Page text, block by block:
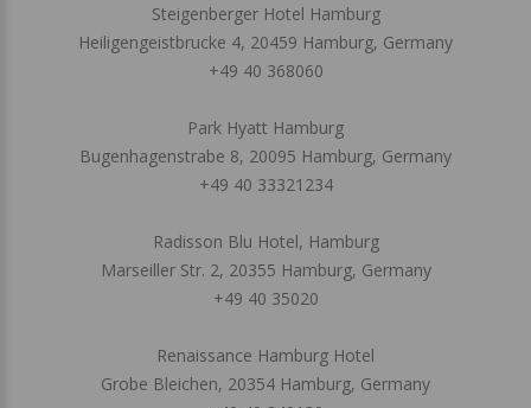
Steigenberger Hotel Hamburg
Heiligengeistbrucke 4, 20459 Hamburg, Germany
+49 40 368060
Park Hyatt Hamburg
Bugenhagenstrabe 8, 20095 Hamburg, Germany
+49 40 33321234
Radisson Blu Hotel, Hamburg
Marseiller Str. 2, 20355 Hamburg, Germany
+49 40 35020
Renaissance Hamburg Hotel
Grobe Bleichen, 20354 Hamburg, Germany